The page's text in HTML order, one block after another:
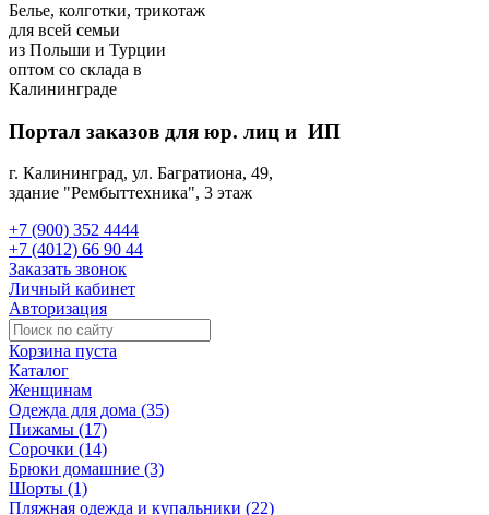
Белье, колготки, трикотаж
для всей семьи
из Польши и Турции
оптом со склада в
Калининграде
Портал заказов для юр. лиц и ИП
г. Калининград, ул. Багратиона, 49,
здание "Рембыттехника", 3 этаж
+7 (900) 352 4444
+7 (4012) 66 90 44
Заказать звонок
Личный кабинет
Авторизация
Корзина пуста
Каталог
Женщинам
Одежда для дома (35)
Пижамы (17)
Сорочки (14)
Брюки домашние (3)
Шорты (1)
Пляжная одежда и купальники (22)